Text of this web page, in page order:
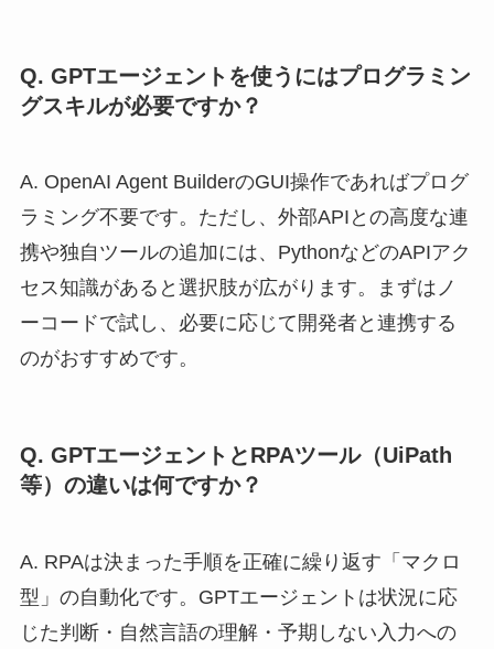
Q. GPTエージェントを使うにはプログラミン
グスキルが必要ですか？
A. OpenAI Agent BuilderのGUI操作であればプログ
ラミング不要です。ただし、外部APIとの高度な連
携や独自ツールの追加には、PythonなどのAPIアク
セス知識があると選択肢が広がります。まずはノ
ーコードで試し、必要に応じて開発者と連携する
のがおすすめです。
Q. GPTエージェントとRPAツール（UiPath
等）の違いは何ですか？
A. RPAは決まった手順を正確に繰り返す「マクロ
型」の自動化です。GPTエージェントは状況に応
じた判断・自然言語の理解・予期しない入力への